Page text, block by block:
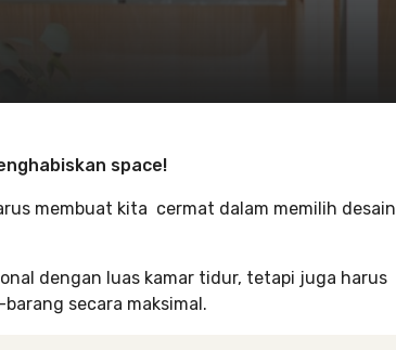
space!
membuat kita cermat dalam memilih desain
dengan luas kamar tidur, tetapi juga harus
secara maksimal.